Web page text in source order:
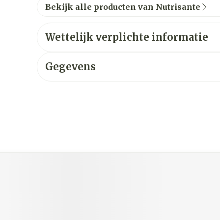
Bekijk alle producten van Nutrisante
Wettelijk verplichte informatie
Gegevens